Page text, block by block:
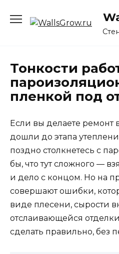
содержанию
Тонкости
пленкой под
Если вы делаете ремонт
дошли до этапа
поздно столкнетесь с
бы, что тут сложного —
и дело с концом. Но на
совершают ошибки,
виде плесени, сырости
отслаивающейся
сделать правильно, без